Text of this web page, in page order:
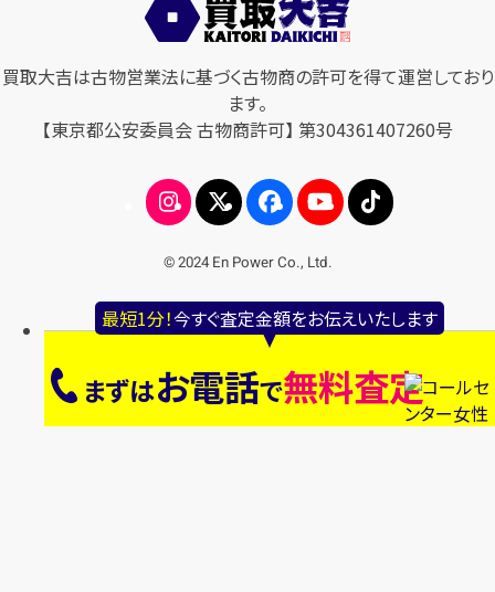
最短1分！今すぐ査定金額をお伝えいたします
まずはお電話で無料査定
買取大吉は古物営業法に基づく古物商の許可を得て運営しており
ます。
【東京都公安委員会 古物商許可】 第304361407260号
© 2024 En Power Co., Ltd.